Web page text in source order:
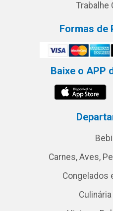
Trabalhe
Formas de
Baixe o APP
Carnes, Aves,
Congelados